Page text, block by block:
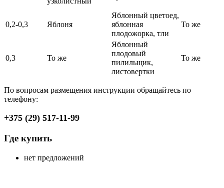
0,2-0,3 Яблоня
Яблонный цветоед,
яблонная
плодожорка, тли
То же
0,3 То же
Яблонный
плодовый
пилильщик,
листовертки
То же
По вопросам размещения инструкции обращайтесь по
телефону:
+375 (29) 517-11-99
Где купить
нет предложений